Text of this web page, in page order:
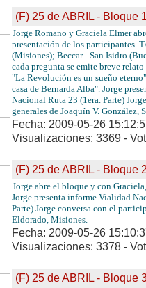
(F) 25 de ABRIL - Bloque 1
Jorge Romano y Graciela Elmer
presentación de los participantes.
(Misiones); Beccar - San Isidro
cada pregunta se emite breve
"La Revolución es un sueño
casa de Bernarda Alba". Jorge
Nacional Ruta 23 (1era. Parte)
generales de Joaquín V. González,
Fecha: 2009-05-26
Visualizaciones: 3369 -
(F) 25 de ABRIL - Bloque 2
Jorge abre el bloque y con
Jorge presenta informe Vialidad
Parte) Jorge conversa con el
Eldorado, Misiones.
Fecha: 2009-05-26
Visualizaciones: 3378 -
(F) 25 de ABRIL - Bloque